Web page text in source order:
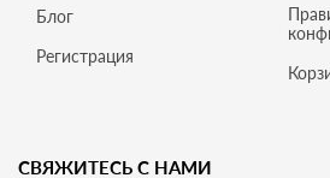
Блог
Регистрация
СВЯЖИТЕСЬ С НАМИ